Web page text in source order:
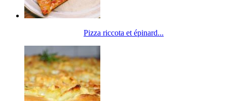
Pizza riccota et épinard...